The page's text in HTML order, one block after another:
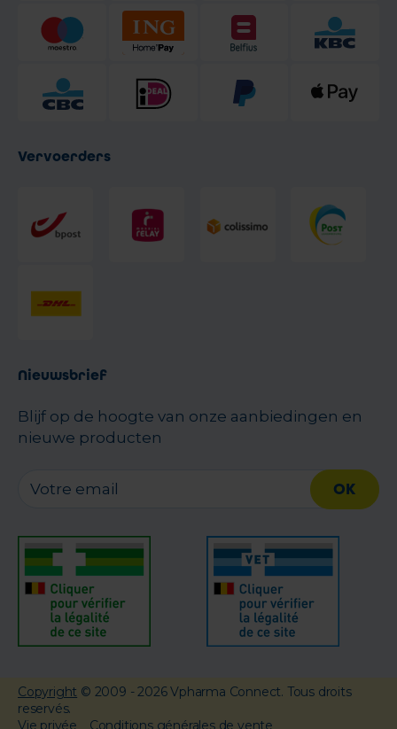
Vervoerders
Nieuwsbrief
Blijf op de hoogte van onze aanbiedingen en
nieuwe producten
OK
Copyright © 2009 - 2026 Vpharma Connect. Tous droits
reservés.
Vie privée
Conditions générales de vente